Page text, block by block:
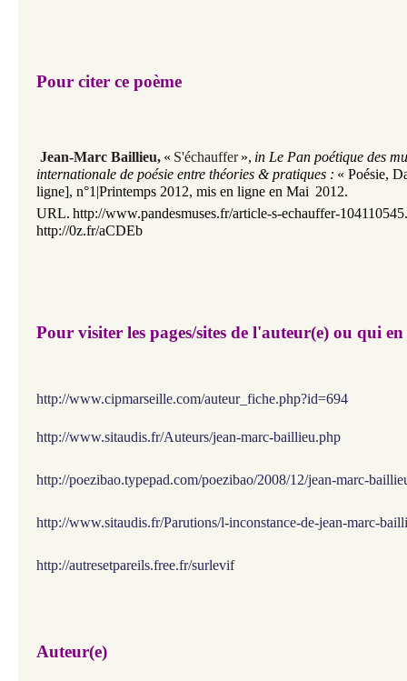
Pour citer ce poème
Jean-Marc Baillieu, « S'échauffer », in Le Pan poétique des
internationale de poésie entre théories & pratiques : « Poésie,
ligne], n°1|Printemps 2012, mis en ligne en Mai 2012.
URL. http://www.pandesmuses.fr/article-s-echauffer-
http://0z.fr/aCDEb
Pour visiter les pages/sites de l'auteur(e) ou qui
http://www.cipmarseille.com/auteur_fiche.php?id=694
http://www.sitaudis.fr/Auteurs/jean-marc-baillieu.php
http://poezibao.typepad.com/poezibao/2008/12/jean-marc-
http://www.sitaudis.fr/Parutions/l-inconstance-de-jean-marc-
http://autresetpareils.free.fr/surlevif
Auteur(e)